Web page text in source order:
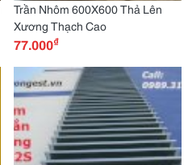
Trần Nhôm 600X600 Thả Lên
Xương Thạch Cao
77.000₫